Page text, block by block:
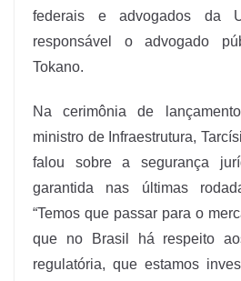
federais e advogados da
responsável o advogado
Tokano.
Na cerimônia de
ministro de Infraestrutura,
falou sobre a segurança
garantida nas últimas
“Temos que passar para o
que no Brasil há respeito
regulatória, que estamos